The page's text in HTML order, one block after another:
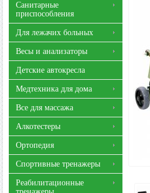
Санитарные
приспособления
Для лежачих больных
Весы и анализаторы
Детские автокресла
Медтехника для дома
Все для массажа
Алкотестеры
Ортопедия
Спортивные тренажеры
Реабилитационные